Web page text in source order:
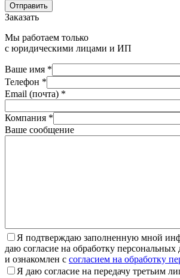
Отправить
Заказать
Мы работаем только
с юридическими лицами и ИП
Ваше имя *
Телефон *
Email (почта) *
Компания *
Ваше сообщение
Я подтверждаю заполненную мной
даю согласие на обработку
и ознакомлен с согласием на обработку
Я даю согласие на передачу третьим